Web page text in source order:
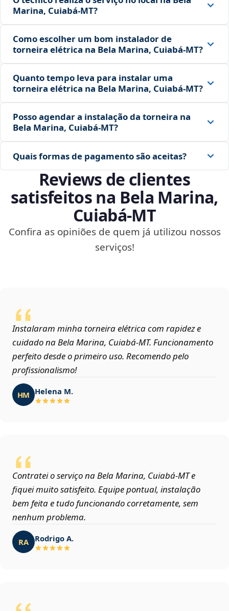
Marina, Cuiabá‑MT?
Como escolher um bom instalador de
torneira elétrica na Bela Marina, Cuiabá‑MT?
Quanto tempo leva para instalar uma
torneira elétrica na Bela Marina, Cuiabá‑MT?
Posso agendar a instalação da torneira na
Bela Marina, Cuiabá‑MT?
Quais formas de pagamento são aceitas?
Reviews de clientes
satisfeitos na Bela Marina,
Cuiabá‑MT
Confira as opiniões de quem já utilizou nossos
serviços!
Instalaram minha torneira elétrica com rapidez e
cuidado na Bela Marina, Cuiabá‑MT. Funcionamento
perfeito desde o primeiro uso. Recomendo pelo
profissionalismo!
HM Helena M.
Contratei o serviço na Bela Marina, Cuiabá‑MT e
fiquei muito satisfeito. Equipe pontual, instalação
bem feita e tudo funcionando corretamente, sem
nenhum problema.
RA Rodrigo A.